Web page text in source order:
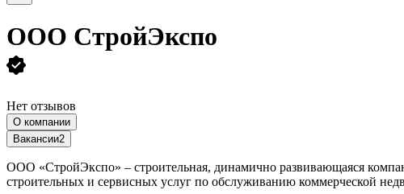
ООО СтройЭкспо
Нет отзывов
О компании
Вакансии2
ООО «СтройЭкспо» – строительная, динамично развивающаяся
строительных и сервисных услуг по обслуживанию коммерческой